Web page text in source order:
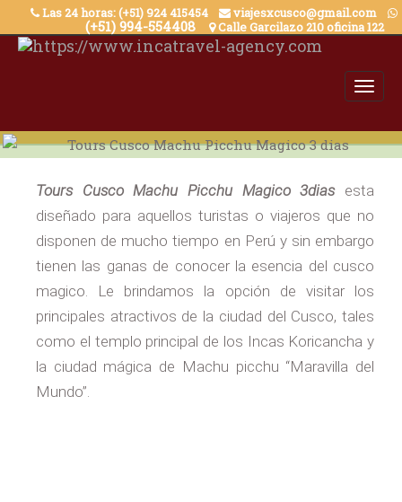
to
content
Las 24 horas: (+51) 924 415454 viajesxcusco@gmail.com
(+51) 994-554408 Calle Garcilazo 210 oficina 122
Tours Cusco Machu Picchu Magico 3diasesta
diseñado para aquellos turistas o viajeros que no
disponen de mucho tiempo en Perú y sin embargo
tienen las ganas de conocer la esencia del cusco
magico. Le brindamos la opción de visitar los
principales atractivos de la ciudad del Cusco, tales
como el templo principal de los Incas Koricancha y
la ciudad mágica de Machu picchu “Maravilla del
Mundo”.